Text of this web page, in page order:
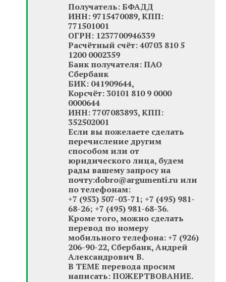
Получатель: БФАДД
ИНН: 9715470089, КПП:
771501001
ОГРН: 1237700946339
Расчётный счёт: 40703 810 5
1200 0002359
Банк получателя: ПАО
Сбербанк
БИК: 041909644,
Корсчёт: 30101 810 9 0000
0000644
ИНН: 7707083893, КПП:
352502001
Если вы пожелаете сделать
перечисление другим
способом или от
юридического лица, будем
рады вашему запросу на
почту:dobro@argumenti.ru или
по телефонам:
+7 (953) 507-03-71; +7 (495) 981-
68-26; +7 (495) 981-68-36.
Кроме того, можно сделать
перевод по номеру
мобильного телефона: +7 (926)
206-90-22, Сбербанк, Андрей
Александрович В.
В ТЕМЕ перевода просим
написать: ПОЖЕРТВОВАНИЕ.